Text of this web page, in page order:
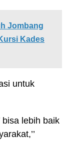
Jombang
Kades
untuk
bisa lebih baik